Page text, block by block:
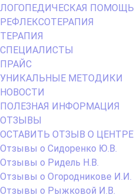
ЛОГОПЕДИЧЕСКАЯ ПОМОЩЬ
РЕФЛЕКСОТЕРАПИЯ
ТЕРАПИЯ
СПЕЦИАЛИСТЫ
ПРАЙС
УНИКАЛЬНЫЕ МЕТОДИКИ
НОВОСТИ
ПОЛЕЗНАЯ ИНФОРМАЦИЯ
ОТЗЫВЫ
ОСТАВИТЬ ОТЗЫВ О ЦЕНТРЕ
Отзывы о Сидоренко Ю.В.
Отзывы о Ридель Н.В.
Отзывы о Огородникове И.И.
Отзывы о Рыжковой И.В.